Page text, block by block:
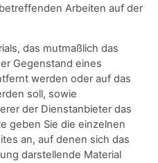
Arbeiten auf der
das mutmaßlich das
Gegenstand eines
werden oder auf das
soll, sowie
der Dienstanbieter das
geben Sie die einzelnen
an, auf denen sich das
darstellende Material